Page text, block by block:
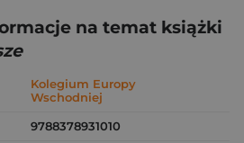
na temat książki
Kolegium Europy
Wschodniej
9788378931010